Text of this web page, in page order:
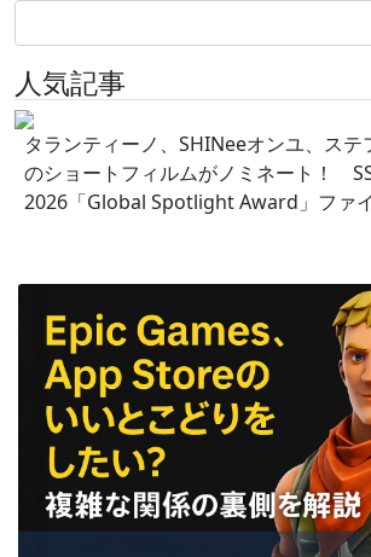
人気記事
タランティーノ、SHINeeオンユ、ステ
のショートフィルムがノミネート！
2026「Global Spotlight Award」ファ